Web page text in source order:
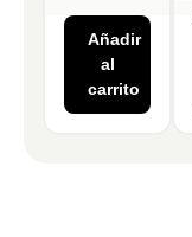
Añadir
al
carrito